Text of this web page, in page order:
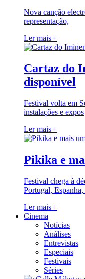
Nova canção
representação,
Ler mais+
Cartaz do
disponível
Festival volta em
instalações e expos
Ler mais+
Pikika e
Festival chega à
Portugal,
Ler mais+
Cinema
Notícias
Análises
Entrevistas
Especiais
Festivais
Séries